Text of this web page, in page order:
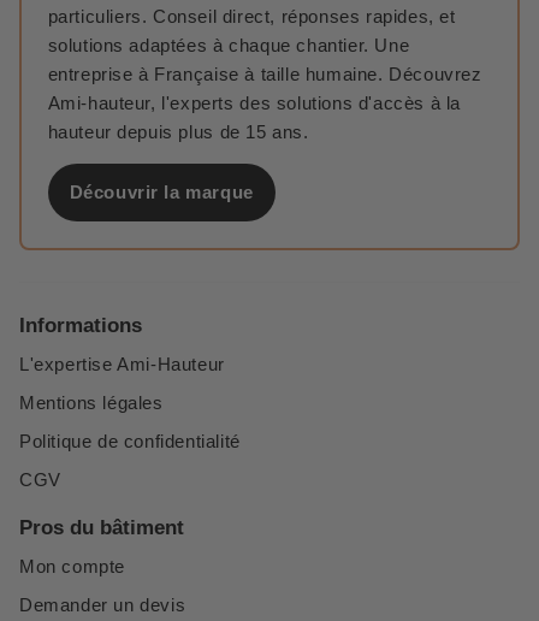
particuliers. Conseil direct, réponses rapides, et
solutions adaptées à chaque chantier. Une
entreprise à Française à taille humaine. Découvrez
Ami-hauteur, l'experts des solutions d'accès à la
hauteur depuis plus de 15 ans.
Découvrir la marque
Informations
L'expertise Ami-Hauteur
Mentions légales
Politique de confidentialité
CGV
Pros du bâtiment
Mon compte
Demander un devis